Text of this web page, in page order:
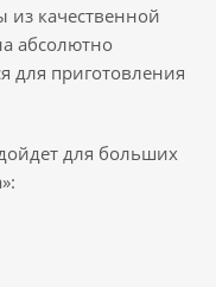
из качественной
абсолютно
для приготовления
для больших